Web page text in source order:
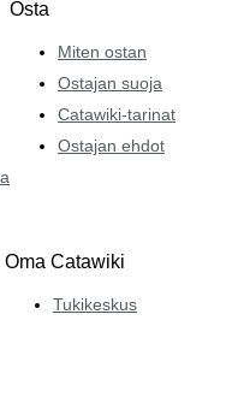
Osta
Miten ostan
Ostajan suoja
Catawiki-tarinat
Ostajan ehdot
Oma Catawiki
Tukikeskus